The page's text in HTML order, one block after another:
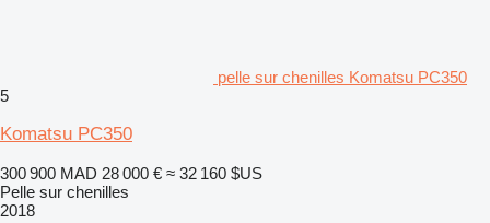
pelle sur chenilles Komatsu PC350
5
Komatsu PC350
300 900 MAD 28 000 € ≈ 32 160 $US
Pelle sur chenilles
2018